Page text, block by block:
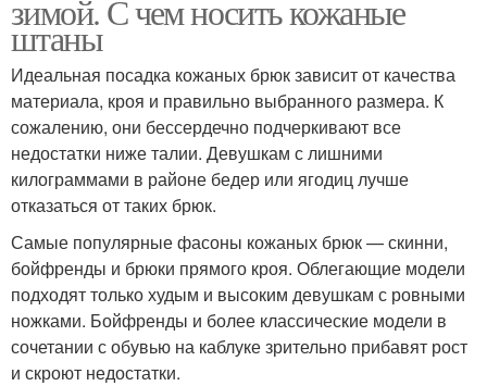
зимой. С чем носить кожаные
штаны
Идеальная посадка кожаных брюк зависит от качества
материала, кроя и правильно выбранного размера. К
сожалению, они бессердечно подчеркивают все
недостатки ниже талии. Девушкам с лишними
килограммами в районе бедер или ягодиц лучше
отказаться от таких брюк.
Самые популярные фасоны кожаных брюк — скинни,
бойфренды и брюки прямого кроя. Облегающие модели
подходят только худым и высоким девушкам с ровными
ножками. Бойфренды и более классические модели в
сочетании с обувью на каблуке зрительно прибавят рост
и скроют недостатки.